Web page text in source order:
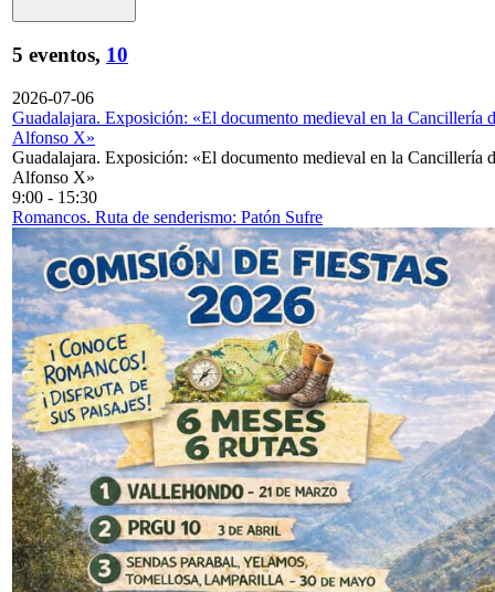
5 eventos, 10
2026-07-06
Guadalajara. Exposición: «El documento medieval en la Cancillería
Alfonso X»
Guadalajara. Exposición: «El documento medieval en la Cancillería
Alfonso X»
9:00 - 15:30
Romancos. Ruta de senderismo: Patón Sufre